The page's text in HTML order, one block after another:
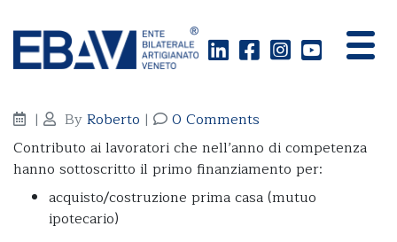
Acquisto prima casa
| ByRoberto |
0 Comments
Contributo ai lavoratori che nell’anno di competenza
hanno sottoscritto il primo finanziamento per:
acquisto/costruzione prima casa (mutuo
ipotecario)